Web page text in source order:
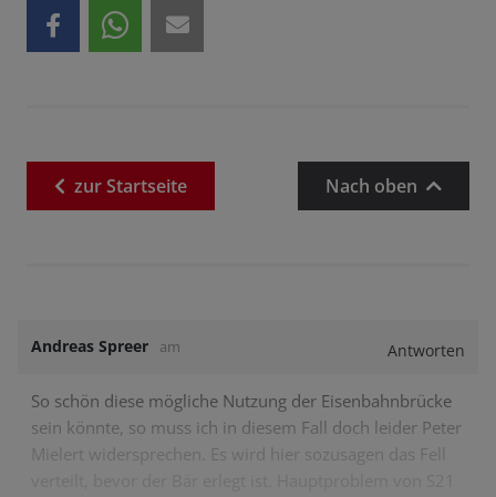
zurStartseite Nach oben
Andreas Spreer am Antworten
So schön diese mögliche Nutzung der Eisenbahnbrücke
sein könnte, so muss ich in diesem Fall doch leider Peter
Mielert widersprechen. Es wird hier sozusagen das Fell